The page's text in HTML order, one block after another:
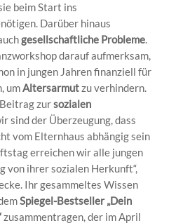
beim Start ins
Darüber hinaus
gesellschaftliche Probleme.
darauf aufmerksam,
in jungen Jahren finanziell für
umAltersarmutzu verhindern.
zursozialen
sind der Überzeugung, dass
vom Elternhaus abhängig sein
erreichen wir alle jungen
von ihrer sozialen Herkunft“,
Ihr gesammeltes Wissen
Spiegel-Bestseller „Dein
zusammentragen, der im April